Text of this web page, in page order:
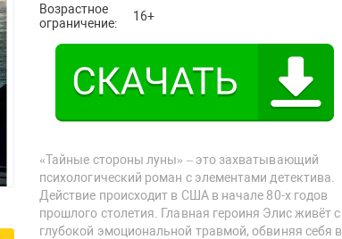
Возрастное
ограничение:
16+
«Тайные стороны луны» – это захватывающий
психологический роман с элементами детектива.
Действие происходит в США в начале 80-х годов
прошлого столетия. Главная героиня Элис живёт с
глубокой эмоциональной травмой, обвиняя себя в